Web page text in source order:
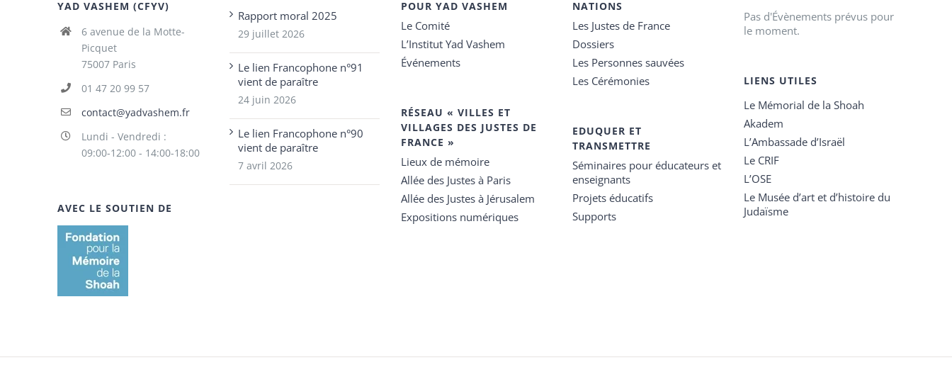
YAD VASHEM (CFYV)
6 avenue de la Motte-
Picquet
75007 Paris
01 47 20 99 57
contact@yadvashem.fr
Lundi - Vendredi :
09:00-12:00 - 14:00-18:00
AVEC LE SOUTIEN DE
Rapport moral 2025
29 juillet 2026
Le lien Francophone n°91
vient de paraître
24 juin 2026
Le lien Francophone n°90
vient de paraître
7 avril 2026
POUR YAD VASHEM
Le Comité
L’Institut Yad Vashem
Événements
RÉSEAU « VILLES ET
VILLAGES DES JUSTES DE
FRANCE »
Lieux de mémoire
Allée des Justes à Paris
Allée des Justes à Jérusalem
Expositions numériques
NATIONS
Les Justes de France
Dossiers
Les Personnes sauvées
Les Cérémonies
EDUQUER ET
TRANSMETTRE
Séminaires pour éducateurs et
enseignants
Projets éducatifs
Supports
Pas d'Évènements prévus pour
le moment.
LIENS UTILES
Le Mémorial de la Shoah
Akadem
L’Ambassade d’Israël
Le CRIF
L’OSE
Le Musée d’art et d’histoire du
Judaïsme